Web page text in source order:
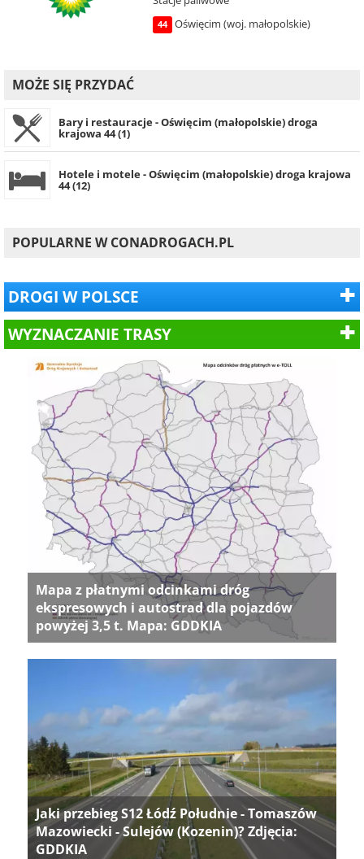
44 Oświęcim (woj. małopolskie)
MOŻE SIĘ PRZYDAĆ
Bary i restauracje - Oświęcim (małopolskie) droga
krajowa 44 (1)
Hotele i motele - Oświęcim (małopolskie) droga krajowa
44 (12)
POPULARNE W CONADROGACH.PL
DROGI W POLSCE
WYZNACZANIE TRASY
Mapa z płatnymi odcinkami dróg
ekspresowych i autostrad dla pojazdów
powyżej 3,5 t. Mapa: GDDKIA
Jaki przebieg S12 Łódź Południe - Tomaszów
Mazowiecki - Sulejów (Kozenin)? Zdjęcia:
GDDKIA